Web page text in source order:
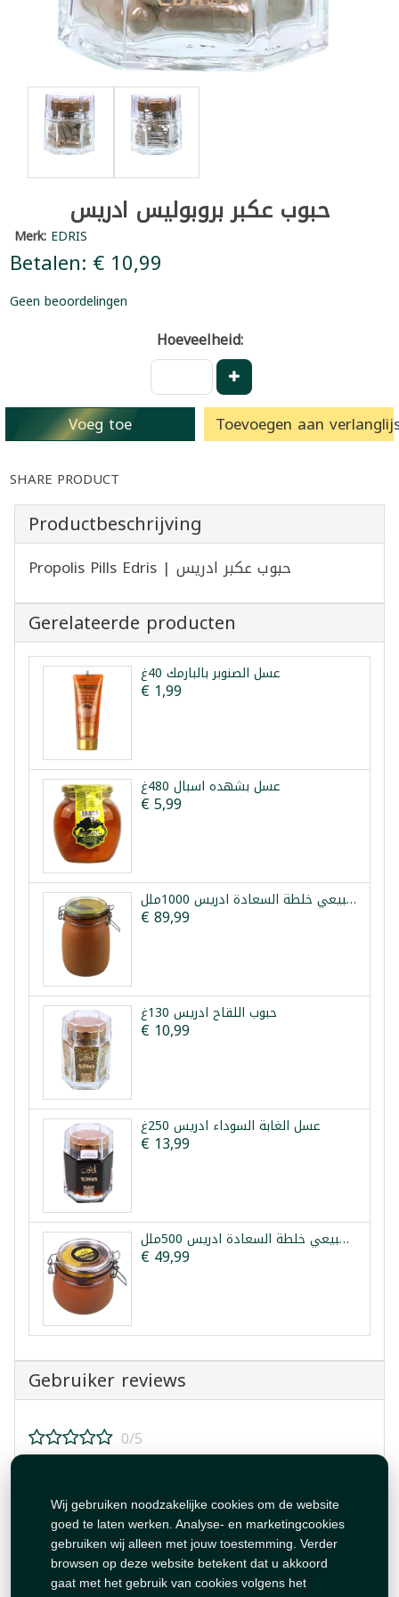
Wij gebruiken noodzakelijke cookies om de website
goed te laten werken. Analyse- en marketingcookies
gebruiken wij alleen met jouw toestemming. Verder
browsen op deze website betekent dat u akkoord
gaat met het gebruik van cookies volgens het
حبوب عكبر بروبوليس ادريس
Merk: EDRIS
Betalen: € 10,99
Geen beoordelingen
Hoeveelheid:
Voeg toe Toevoegen aan
SHARE PRODUCT
Productbeschrijving
Propolis Pills Edris | حبوب عكبر ادريس
Gerelateerde producten
عسل الصنوبر بالبارمك 40غ
€ 1,99
عسل بشهده اسبال 480غ
€ 5,99
عسل طبيعي خلطة السعادة ادريس 1000ملل
€ 89,99
حبوب اللقاح ادريس 130غ
€ 10,99
عسل الغابة السوداء ادريس 250غ
€ 13,99
عسل طبيعي خلطة السعادة ادريس 500ملل
€ 49,99
Gebruiker reviews
0/5